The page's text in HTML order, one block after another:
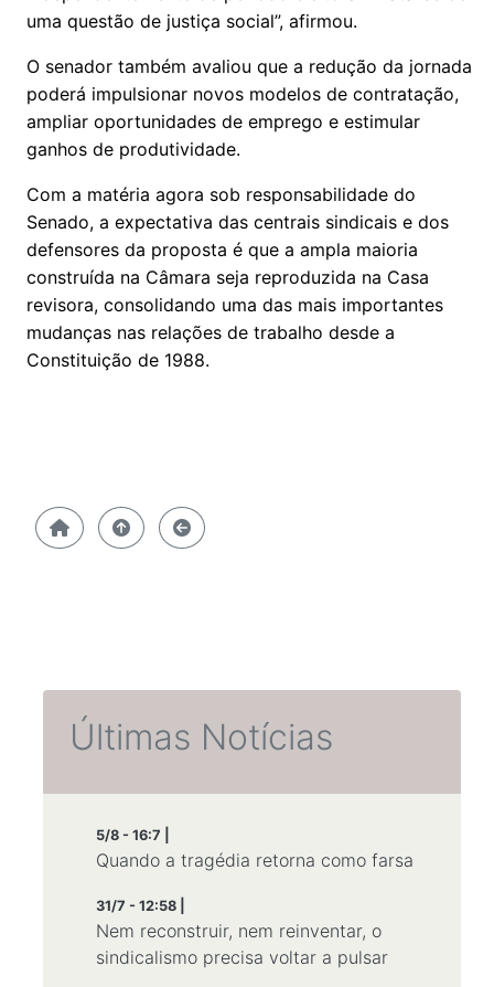
uma questão de justiça social”, afirmou.
O senador também avaliou que a redução da jornada
poderá impulsionar novos modelos de contratação,
ampliar oportunidades de emprego e estimular
ganhos de produtividade.
Com a matéria agora sob responsabilidade do
Senado, a expectativa das centrais sindicais e dos
defensores da proposta é que a ampla maioria
construída na Câmara seja reproduzida na Casa
revisora, consolidando uma das mais importantes
mudanças nas relações de trabalho desde a
Constituição de 1988.
Últimas Notícias
5/8 - 16:7 |
Quando a tragédia retorna como farsa
31/7 - 12:58 |
Nem reconstruir, nem reinventar, o
sindicalismo precisa voltar a pulsar